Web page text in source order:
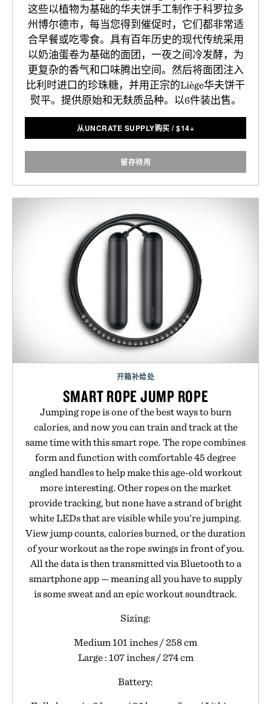
这些以植物为基础的华夫饼手工制作于科罗拉多
州博尔德市，每当您得到催促时，它们都非常适
合早餐或吃零食。具有百年历史的现代传统采用
以奶油蛋卷为基础的面团，一夜之间冷发酵，为
更复杂的香气和口味腾出空间。然后将面团注入
比利时进口的珍珠糖，并用正宗的Liège华夫饼干
熨平。提供原始和无麸质品种。以6件装出售。
从UNCRATE SUPPLY购买 /$14+
留存待用
开箱补给处
SMART ROPE JUMP ROPE
Jumping rope is one of the best ways to burn
calories, and now you can train and track at the
same time with this smart rope. The rope combines
form and function with comfortable 45 degree
angled handles to help make this age-old workout
more interesting. Other ropes on the market
provide tracking, but none have a strand of bright
white LEDs that are visible while you're jumping.
View jump counts, calories burned, or the duration
of your workout as the rope swings in front of you.
All the data is then transmitted via Bluetooth to a
smartphone app — meaning all you have to supply
is some sweat and an epic workout soundtrack.
Sizing:
Medium 101 inches / 258 cm
Large : 107 inches / 274 cm
Battery: